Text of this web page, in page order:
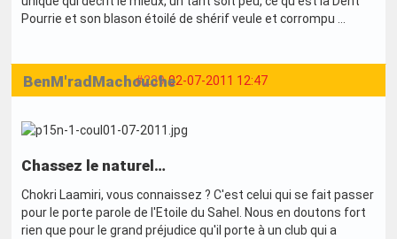
Pourrie et son blason étoilé de shérif veule et corrompu ...
#239 02-07-2011 12:47
BenM'radMachouche
Chassez le naturel…
Chokri Laamiri, vous connaissez ? C'est celui qui se fait passer
pour le porte parole de l'Etoile du Sahel. Nous en doutons fort
rien que pour le grand préjudice qu'il porte à un club qui a